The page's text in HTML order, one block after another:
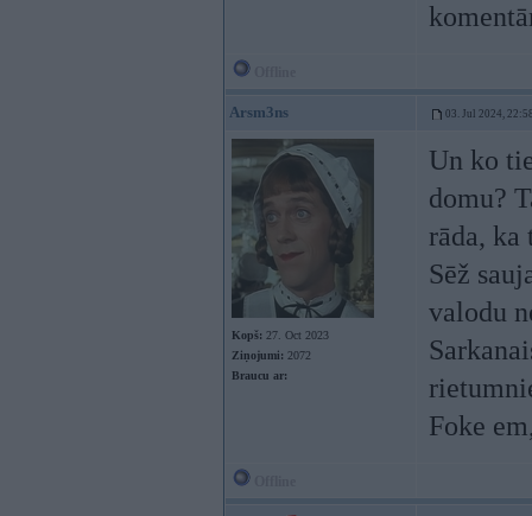
Arsm3ns 03. Jul 2024,
Kopš: 27. Oct 2023
Ziņojumi: 2072
Braucu ar:
Un ko
domu?
rāda,
Sēž
valodu
Foke